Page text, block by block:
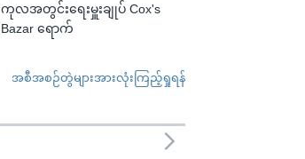
ကုလအတွင်းရေးမှူးချုပ် Cox's
Bazar ရောက်
အစီအစဉ်တွဲများအားလုံးကြည့်ရှုရန်